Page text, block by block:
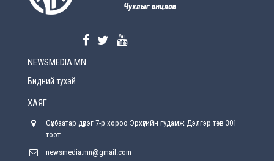
Өчигдөр
хүрсэн өгөөжөөрөө ажлаа үнэлж, хэрэгжилтээ
NEWSMEDIA.MN
Бидний тухай
ХАЯГ
Сүхбаатар дүүрэг 7-р хороо Эрхүүгийн гудамж Дэлгэр төв 301
тоот
newsmedia.mn@gmail.com